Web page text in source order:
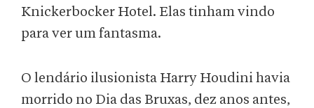
Knickerbocker Hotel. Elas tinham vindo
para ver um fantasma.
O lendário ilusionista Harry Houdini havia
morrido no Dia das Bruxas, dez anos antes,